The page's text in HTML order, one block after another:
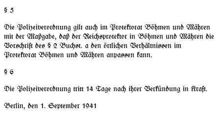
§ 5
Die Polizeiverordnung gilt auch im Protektorat Böhmen und Mähren
mit der Maßgabe, daß der Reichsprotektor in Böhmen und Mähren die
Vorschrift des § 2 Buchst. a den örtlichen Verhältnissen im
Protektorat Böhmen und Mähren anpassen kann.
§ 6
Die Polizeiverordnung tritt 14 Tage nach ihrer Verkündung in Kraft.
Berlin, den 1. September 1941